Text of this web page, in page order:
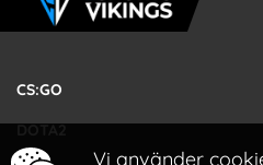
CS:GO
DOTA2
Vi använder